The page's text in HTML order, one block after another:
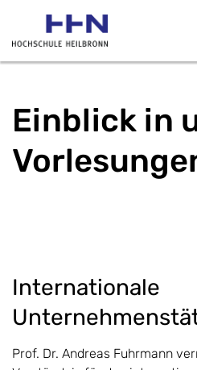
Einblick in
Internationale
Prof. Dr. Andreas Fuhrmann